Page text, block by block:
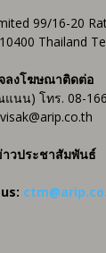
99/16-20
Thailand
ลงโฆษณาติดต่อ
น) โทร. 08-
าวประชาสัมพันธ์